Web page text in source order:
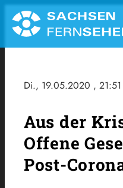
Di., 19.05.2020 ,
Aus der
Offene
Post-